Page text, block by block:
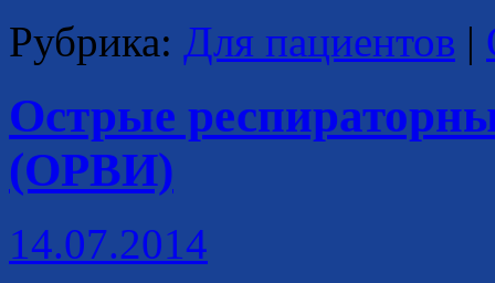
Рубрика: Для пациентов |
Острые
(ОРВИ)
14.07.2014